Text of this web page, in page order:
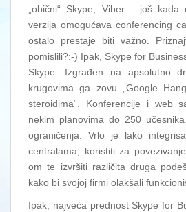
„obični“ Skype, Viber… još kada
verzija omogućava conferencing
ostalo prestaje biti važno.
pomislili?:-) Ipak, Skype for
Skype. Izgrađen na apsolutno
krugovima ga zovu „Google
steroidima“. Konferencije i web
nekim planovima do 250
ograničenja. Vrlo je lako
centralama, koristiti za
om te izvršiti različita druga
kako bi svojoj firmi olakšali
Ipak, najveća prednost Skype for